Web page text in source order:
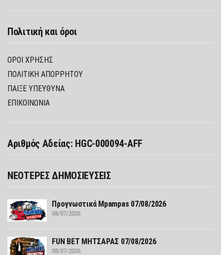
Πολιτική και όροι
ΌΡΟΙ ΧΡΉΣΗΣ
ΠΟΛΙΤΙΚΉ ΑΠΟΡΡΉΤΟΥ
ΠΑΊΞΕ ΥΠΕΎΘΥΝΑ
ΕΠΙΚΟΙΝΩΝΙΑ
Αριθμός Αδείας: HGC-000094-AFF
ΝΕΟΤΕΡΕΣ ΔΗΜΟΣΙΕΥΣΕΙΣ
Προγνωστικά Mpampas 07/08/2026
08/07/2026
FUN ΒΕΤ ΜΗΤΣΑΡΑΣ 07/08/2026
08/07/2026